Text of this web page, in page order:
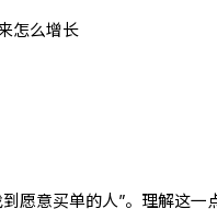
怎么增长
愿意买单的人”。理解这一